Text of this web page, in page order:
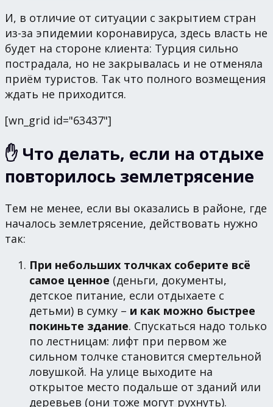
И, в отличие от ситуации с закрытием стран
из-за эпидемии коронавируса, здесь власть не
будет на стороне клиента: Турция сильно
пострадала, но не закрывалась и не отменяла
приём туристов. Так что полного возмещения
ждать не приходится.
[wn_grid id="63437"]
✋ Что делать, если на отдыхе
повторилось землетрясение
Тем не менее, если вы оказались в районе, где
началось землетрясение, действовать нужно
так:
При небольших толчках соберите всё
самое ценное (деньги, документы,
детское питание, если отдыхаете с
детьми) в сумку – и как можно быстрее
покиньте здание. Спускаться надо только
по лестницам: лифт при первом же
сильном толчке становится смертельной
ловушкой. На улице выходите на
открытое место подальше от зданий или
деревьев (они тоже могут рухнуть).